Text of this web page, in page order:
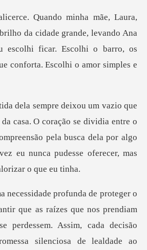
cidade grande, levando Ana
escolhi ficar. Escolhi o barro,
ação se dividia entre o
pela busca dela por algo
e as raízes que nos prendiam
perdessem. Assim, cada decisão